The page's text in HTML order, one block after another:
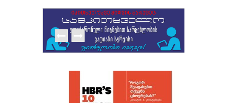
გამომცემლობები